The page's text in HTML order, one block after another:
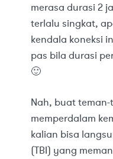
merasa durasi 2
terlalu singkat,
kendala koneksi
pas bila durasi
🙂
Nah, buat
memperdalam
kalian bisa
(TBI) yang